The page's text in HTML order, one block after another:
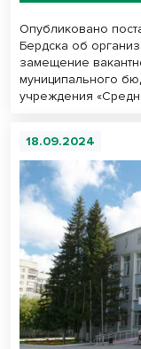
Опубликовано
Бердска об
замещение
муниципального
учреждения
18.09.2024